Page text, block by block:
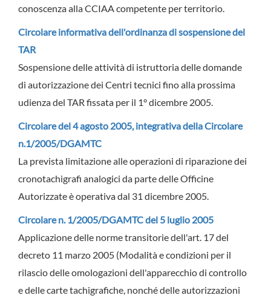
conoscenza alla CCIAA competente per territorio.
Circolare informativa dell'ordinanza di sospensione del
TAR
Sospensione delle attività di istruttoria delle domande
di autorizzazione dei Centri tecnici fino alla prossima
udienza del TAR fissata per il 1° dicembre 2005.
Circolare del 4 agosto 2005, integrativa della Circolare
n.1/2005/DGAMTC
La prevista limitazione alle operazioni di riparazione dei
cronotachigrafi analogici da parte delle Officine
Autorizzate è operativa dal 31 dicembre 2005.
Circolare n. 1/2005/DGAMTC del 5 luglio 2005
Applicazione delle norme transitorie dell'art. 17 del
decreto 11 marzo 2005 (Modalità e condizioni per il
rilascio delle omologazioni dell'apparecchio di controllo
e delle carte tachigrafiche, nonché delle autorizzazioni